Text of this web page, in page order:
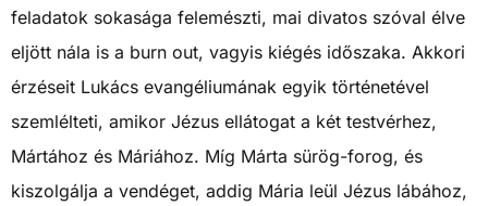
feladatok sokasága felemészti, mai divatos szóval élve
eljött nála is a burn out, vagyis kiégés időszaka. Akkori
érzéseit Lukács evangéliumának egyik történetével
szemlélteti, amikor Jézus ellátogat a két testvérhez,
Mártához és Máriához. Míg Márta sürög-forog, és
kiszolgálja a vendéget, addig Mária leül Jézus lábához,